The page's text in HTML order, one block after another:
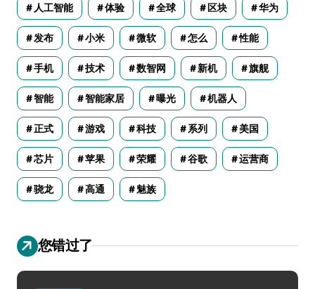
人工智能 体验 全球 区块 华为
发布 小米 微软 怎么 性能
手机 技术 数智网 新机 旗舰
智能 智能家居 曝光 机器人
正式 游戏 科技 系列 美国
芯片 苹果 荣耀 谷歌 运营商
骁龙 高通 魅族
您错过了